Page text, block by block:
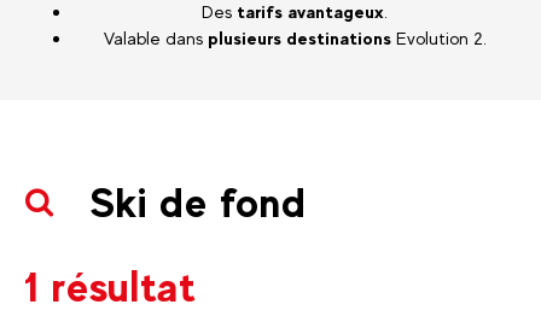
Des tarifs avantageux
Valable dans plusieurs destinationsEvolution 2.
Ski de fond
1 résultat